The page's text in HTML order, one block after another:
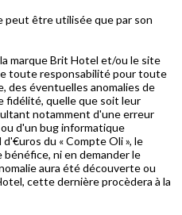
peut être utilisée que par son
marque Brit Hotel et/ou le site
toute responsabilité pour toute
des éventuelles anomalies de
fidélité, quelle que soit leur
notamment d'une erreur
d'un bug informatique
du « Compte Oli », le
ni en demander le
aura été découverte ou
cette dernière procèdera à la